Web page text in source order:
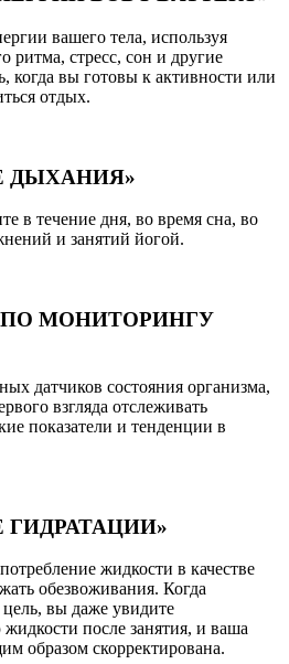
вашего тела, используя
ритма, стресс, сон и другие
когда вы готовы к активности или
отдых.
ДЫХАНИЯ»
в течение дня, во время сна, во
и занятий йогой.
ПО МОНИТОРИНГУ
датчиков состояния организма,
взгляда отслеживать
показатели и тенденции в
жидкости в качестве
обезвоживания. Когда
вы даже увидите
после занятия, и ваша
образом скорректирована.